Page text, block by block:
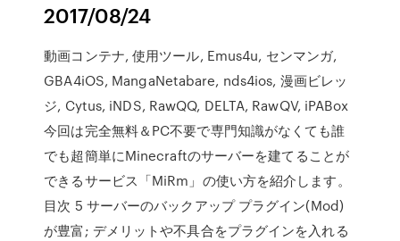
2017/08/24
動画コンテナ, 使用ツール, Emus4u, センマンガ,
GBA4iOS, MangaNetabare, nds4ios, 漫画ビレッ
ジ, Cytus, iNDS, RawQQ, DELTA, RawQV, iPABox
今回は完全無料＆PC不要で専門知識がなくても誰
でも超簡単にMinecraftのサーバーを建てることが
できるサービス「MiRm」の使い方を紹介します。
目次 5 サーバーのバックアップ プラグイン(Mod)
が豊富; デメリットや不具合をプラグインを入れる